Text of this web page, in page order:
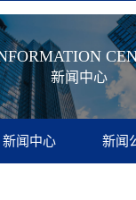
新闻中心
新闻中心 新闻